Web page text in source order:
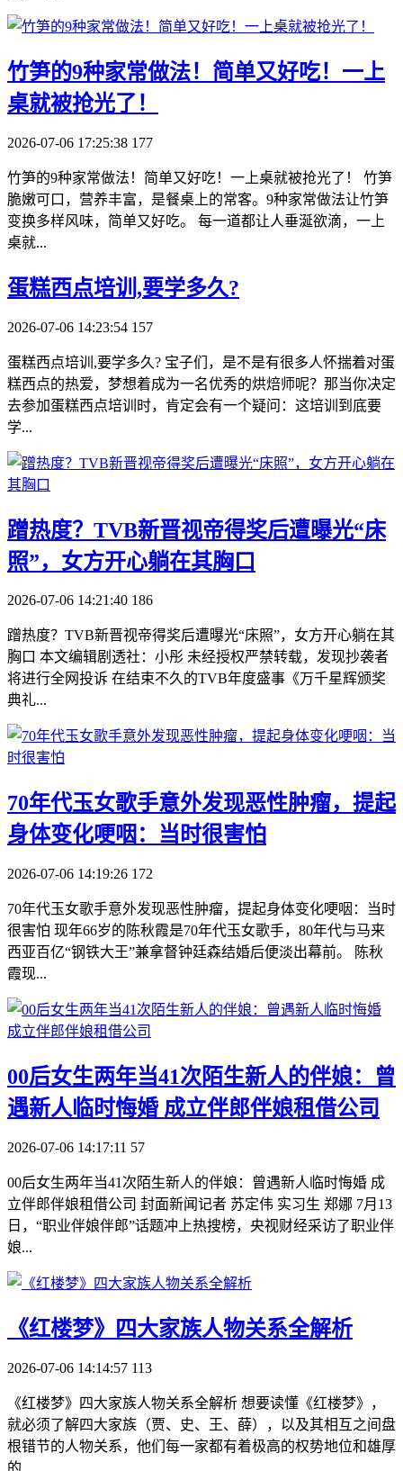
​竹笋的9种家常做法！简单又好吃！一上
桌就被抢光了！
2026-07-06 17:25:38 177
竹笋的9种家常做法！简单又好吃！一上桌就被抢光了！ 竹笋
脆嫩可口，营养丰富，是餐桌上的常客。9种家常做法让竹笋
变换多样风味，简单又好吃。 每一道都让人垂涎欲滴，一上
桌就...
​蛋糕西点培训,要学多久?
2026-07-06 14:23:54 157
蛋糕西点培训,要学多久? 宝子们，是不是有很多人怀揣着对蛋
糕西点的热爱，梦想着成为一名优秀的烘焙师呢？那当你决定
去参加蛋糕西点培训时，肯定会有一个疑问：这培训到底要
学...
​蹭热度？TVB新晋视帝得奖后遭曝光“床
照”，女方开心躺在其胸口
2026-07-06 14:21:40 186
蹭热度？TVB新晋视帝得奖后遭曝光“床照”，女方开心躺在其
胸口 本文编辑剧透社：小彤 未经授权严禁转载，发现抄袭者
将进行全网投诉 在结束不久的TVB年度盛事《万千星辉颁奖
典礼...
​70年代玉女歌手意外发现恶性肿瘤，提起
身体变化哽咽：当时很害怕
2026-07-06 14:19:26 172
70年代玉女歌手意外发现恶性肿瘤，提起身体变化哽咽：当时
很害怕 现年66岁的陈秋霞是70年代玉女歌手，80年代与马来
西亚百亿“钢铁大王”兼拿督钟廷森结婚后便淡出幕前。 陈秋
霞现...
​00后女生两年当41次陌生新人的伴娘：曾
遇新人临时悔婚 成立伴郎伴娘租借公司
2026-07-06 14:17:11 57
00后女生两年当41次陌生新人的伴娘：曾遇新人临时悔婚 成
立伴郎伴娘租借公司 封面新闻记者 苏定伟 实习生 郑娜 7月13
日，“职业伴娘伴郎”话题冲上热搜榜，央视财经采访了职业伴
娘...
​《红楼梦》四大家族人物关系全解析
2026-07-06 14:14:57 113
《红楼梦》四大家族人物关系全解析 想要读懂《红楼梦》，
就必须了解四大家族（贾、史、王、薛），以及其相互之间盘
根错节的人物关系，他们每一家都有着极高的权势地位和雄厚
的...